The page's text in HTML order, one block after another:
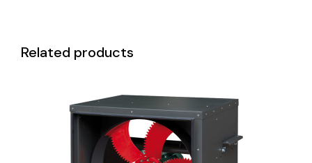
Related products